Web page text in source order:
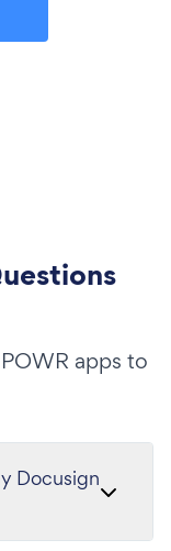
apps to
Docusign